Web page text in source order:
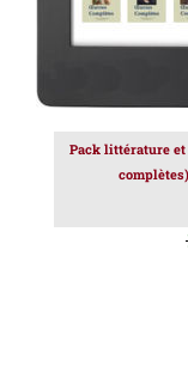
Pack littérature